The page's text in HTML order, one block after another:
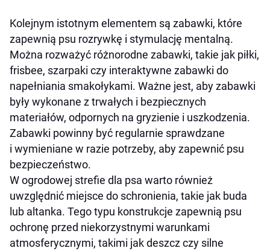
Kolejnym istotnym elementem są zabawki, które
zapewnią psu rozrywkę i stymulację mentalną.
Można rozważyć różnorodne zabawki, takie jak piłki,
frisbee, szarpaki czy interaktywne zabawki do
napełniania smakołykami. Ważne jest, aby zabawki
były wykonane z trwałych i bezpiecznych
materiałów, odpornych na gryzienie i uszkodzenia.
Zabawki powinny być regularnie sprawdzane
i wymieniane w razie potrzeby, aby zapewnić psu
bezpieczeństwo.
W ogrodowej strefie dla psa warto również
uwzględnić miejsce do schronienia, takie jak buda
lub altanka. Tego typu konstrukcje zapewnią psu
ochronę przed niekorzystnymi warunkami
atmosferycznymi, takimi jak deszcz czy silne